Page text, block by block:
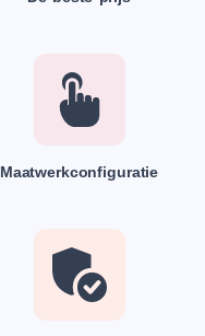
Maatwerkconfiguratie